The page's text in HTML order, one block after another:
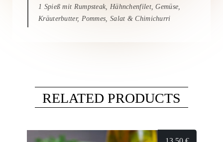
1 Spieß mit Rumpsteak, Hähnchenfilet, Gemüse,
Kräuterbutter, Pommes, Salat & Chimichurri
RELATED PRODUCTS